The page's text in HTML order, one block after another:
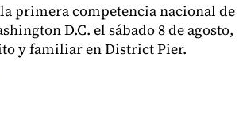
primera competencia nacional de
D.C. el sábado 8 de agosto,
y familiar en District Pier.